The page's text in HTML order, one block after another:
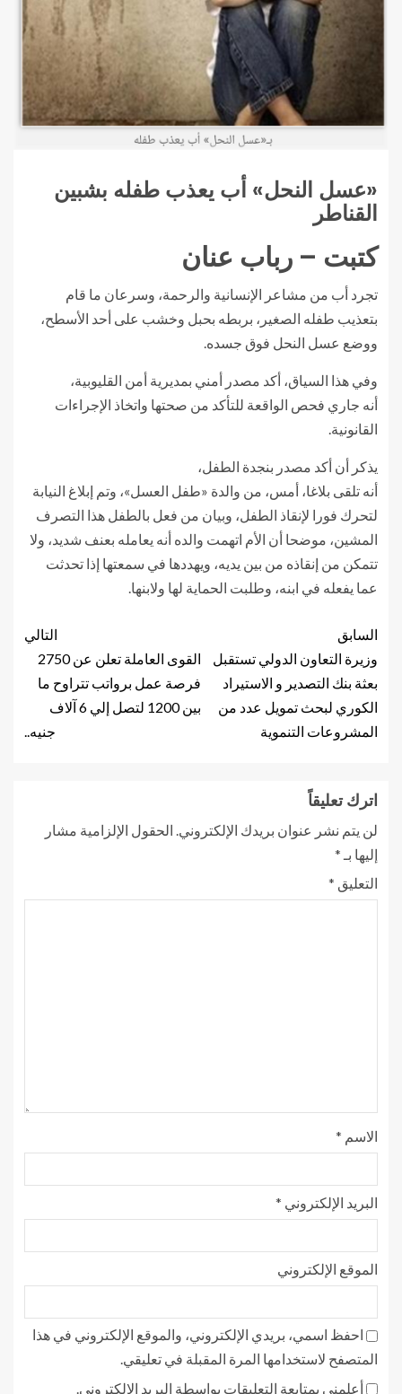
«عسل النحل» أب يعذب طفله بشبين
القناطر
كتبت – رباب عنان
تجرد أب من مشاعر الإنسانية والرحمة، وسرعان ما قام
بتعذيب طفله الصغير، بربطه بحبل وخشب على أحد الأسطح،
ووضع عسل النحل فوق جسده.
وفي هذا السياق، أكد مصدر أمني بمديرية أمن القليوبية،
أنه جاري فحص الواقعة للتأكد من صحتها واتخاذ الإجراءات
القانونية.
يذكر أن أكد مصدر بنجدة الطفل،
أنه تلقى بلاغا، أمس، من والدة «طفل العسل»، وتم إبلاغ النيابة
لتحرك فورا لإنقاذ الطفل، وبيان من فعل بالطفل هذا التصرف
المشين، موضحا أن الأم اتهمت والده أنه يعامله بعنف شديد، ولا
تتمكن من إنقاذه من بين يديه، ويهددها في سمعتها إذا تحدثت
عما يفعله في ابنه، وطلبت الحماية لها ولابنها.
السابق
وزيرة التعاون الدولي تستقبل
بعثة بنك التصدير و الاستيراد
الكوري لبحث تمويل عدد من
المشروعات التنموية
التالي
القوى العاملة تعلن عن 2750
فرصة عمل برواتب تتراوح ما
بين 1200 لتصل إلي 6 آلاف
جنيه..
اترك تعليقاً
لن يتم نشر عنوان بريدك الإلكتروني. الحقول الإلزامية مشار
إليها بـ *
التعليق *
الاسم *
البريد الإلكتروني *
الموقع الإلكتروني
احفظ اسمي، بريدي الإلكتروني، والموقع الإلكتروني في هذا
المتصفح لاستخدامها المرة المقبلة في تعليقي.
أعلمني بمتابعة التعليقات بواسطة البريد الإلكتروني.